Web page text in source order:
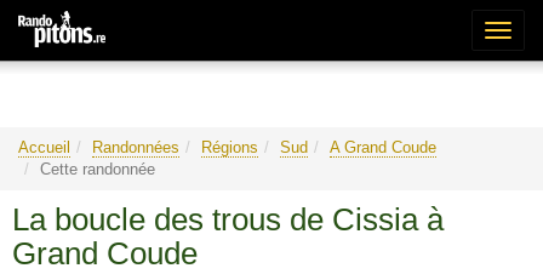
Accueil Randonnées Régions Sud
A Grand Coude
Cette randonnée
La boucle des trous de Cissia à
Grand Coude